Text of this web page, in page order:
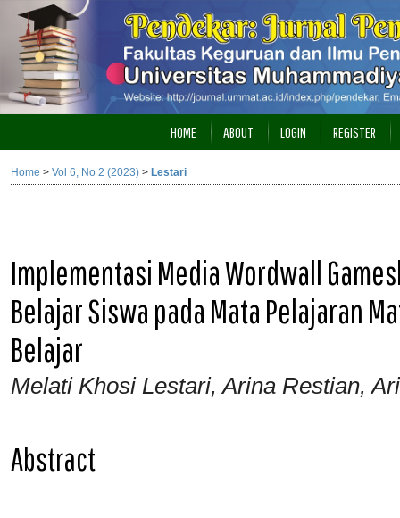
HOME ABOUT LOGIN REGISTER
Home > Vol 6, No 2 (2023) > Lestari
Implementasi Media Wordwall
Belajar Siswa pada Mata Pelajaran
Belajar
Melati Khosi Lestari, Arina Restian,
Abstract